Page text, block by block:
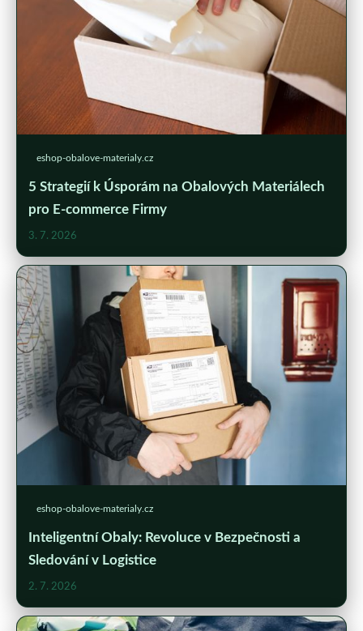
eshop-obalove-materialy.cz
5 Strategií k Úsporám na Obalových Materiálech
pro E-commerce Firmy
3. 7. 2026
eshop-obalove-materialy.cz
Inteligentní Obaly: Revoluce v Bezpečnosti a
Sledování v Logistice
2. 7. 2026